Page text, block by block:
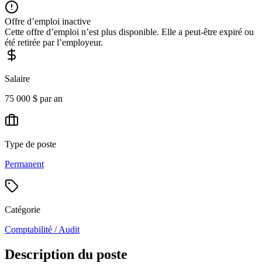
Offre d’emploi inactive
Cette offre d’emploi n’est plus disponible. Elle a peut-être expiré ou
été retirée par l’employeur.
Salaire
75 000 $ par an
Type de poste
Permanent
Catégorie
Comptabilité / Audit
Description du poste